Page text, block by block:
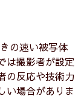
の速い被写体
は撮影者が設定
の反応や技術力
い場合がありま